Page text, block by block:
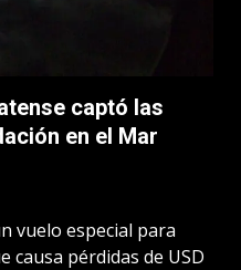
captó las
en el Mar
vuelo especial para
causa pérdidas de USD